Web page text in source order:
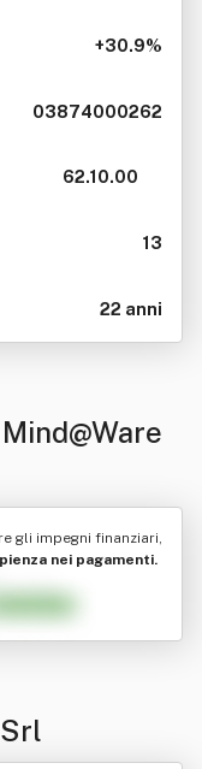
+30.9%
03874000262
62.10.00
13
22 anni
Mind@Ware
gli impegni finanziari,
nei pagamenti.